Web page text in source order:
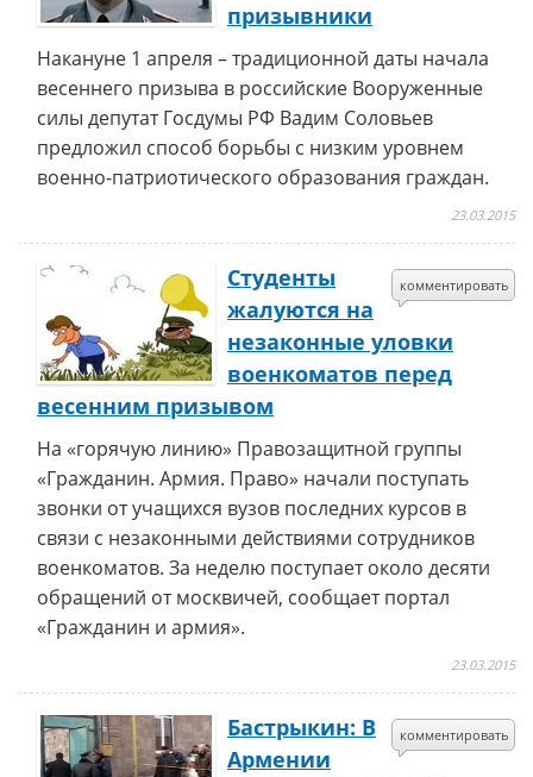
призывники
Накануне 1 апреля – традиционной даты начала
весеннего призыва в российские Вооруженные
силы депутат Госдумы РФ Вадим Соловьев
предложил способ борьбы с низким уровнем
военно-патриотического образования граждан.
23.03.2015
комментировать
Студенты
жалуются на
незаконные уловки
военкоматов перед
весенним призывом
На «горячую линию» Правозащитной группы
«Гражданин. Армия. Право» начали поступать
звонки от учащихся вузов последних курсов в
связи с незаконными действиями сотрудников
военкоматов. За неделю поступает около десяти
обращений от москвичей, сообщает портал
«Гражданин и армия».
23.03.2015
комментировать
Бастрыкин: В
Армении